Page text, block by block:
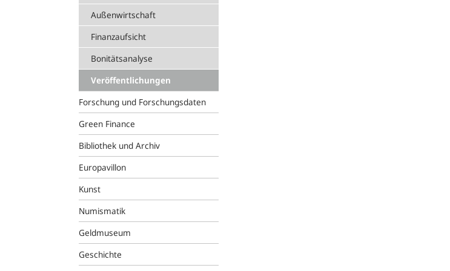
Außenwirtschaft
Finanzaufsicht
Bonitätsanalyse
Veröffentlichungen
Forschung und Forschungsdaten
Green Finance
Bibliothek und Archiv
Europavillon
Kunst
Numismatik
Geldmuseum
Geschichte